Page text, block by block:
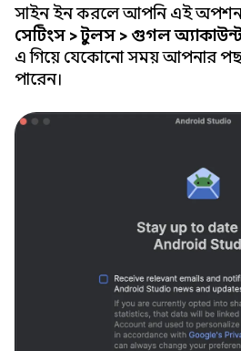
সাইন ইন করলে আপনি এই
সেটিংস > টুলস > গুগল
এ গিয়ে যেকোনো সময় আপনার
পারেন।